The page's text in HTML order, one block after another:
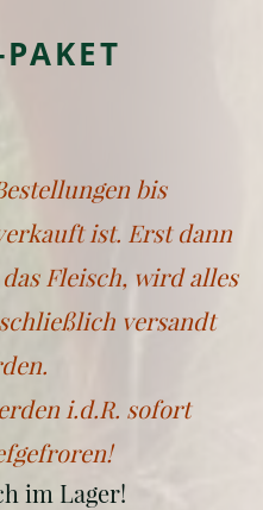
bis
ist. Erst dann
Fleisch, wird alles
versandt
i.d.R. sofort
im Lager!